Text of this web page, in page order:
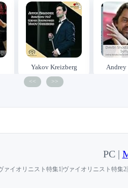
Yakov Kreizberg
<< >>
PC |
ァイオリニスト特集1 |ヴァイオリニスト特集2|